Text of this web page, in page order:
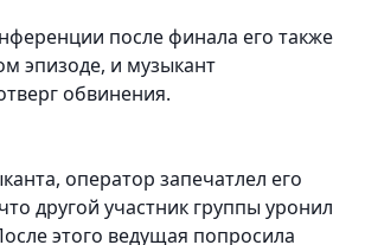
после финала его также
эпизоде, и музыкант
обвинения.
оператор запечатлел его
другой участник группы уронил
этого ведущая попросила